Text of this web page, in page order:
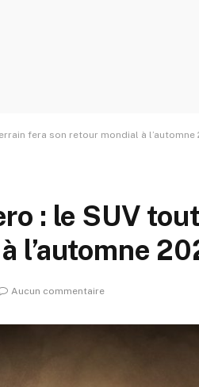
fera son retour mondial à l’automne
: le SUV
l’automne
Aucun commentaire